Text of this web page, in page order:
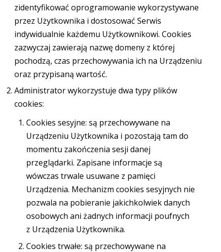
zidentyfikować oprogramowanie wykorzystywane
przez Użytkownika i dostosować Serwis
indywidualnie każdemu Użytkownikowi. Cookies
zazwyczaj zawierają nazwę domeny z której
pochodzą, czas przechowywania ich na Urządzeniu
oraz przypisaną wartość.
Administrator wykorzystuje dwa typy plików
cookies:
Cookies sesyjne: są przechowywane na
Urządzeniu Użytkownika i pozostają tam do
momentu zakończenia sesji danej
przeglądarki. Zapisane informacje są
wówczas trwale usuwane z pamięci
Urządzenia. Mechanizm cookies sesyjnych nie
pozwala na pobieranie jakichkolwiek danych
osobowych ani żadnych informacji poufnych
z Urządzenia Użytkownika.
Cookies trwałe: są przechowywane na